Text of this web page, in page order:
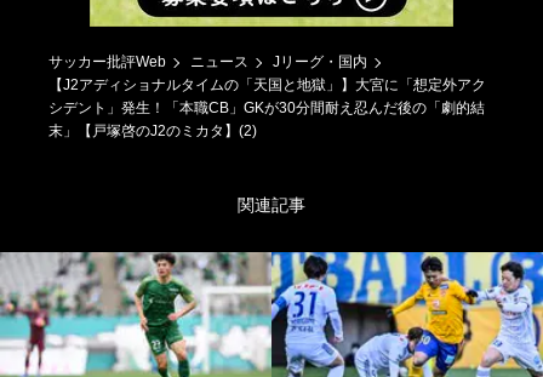
サッカー批評Web ニュース
Jリーグ・国内
【J2アディショナルタイムの「天国と地獄」】大宮に「想定外アク
シデント」発生！「本職CB」GKが30分間耐え忍んだ後の「劇的結
末」【戸塚啓のJ2のミカタ】(2)
関連記事